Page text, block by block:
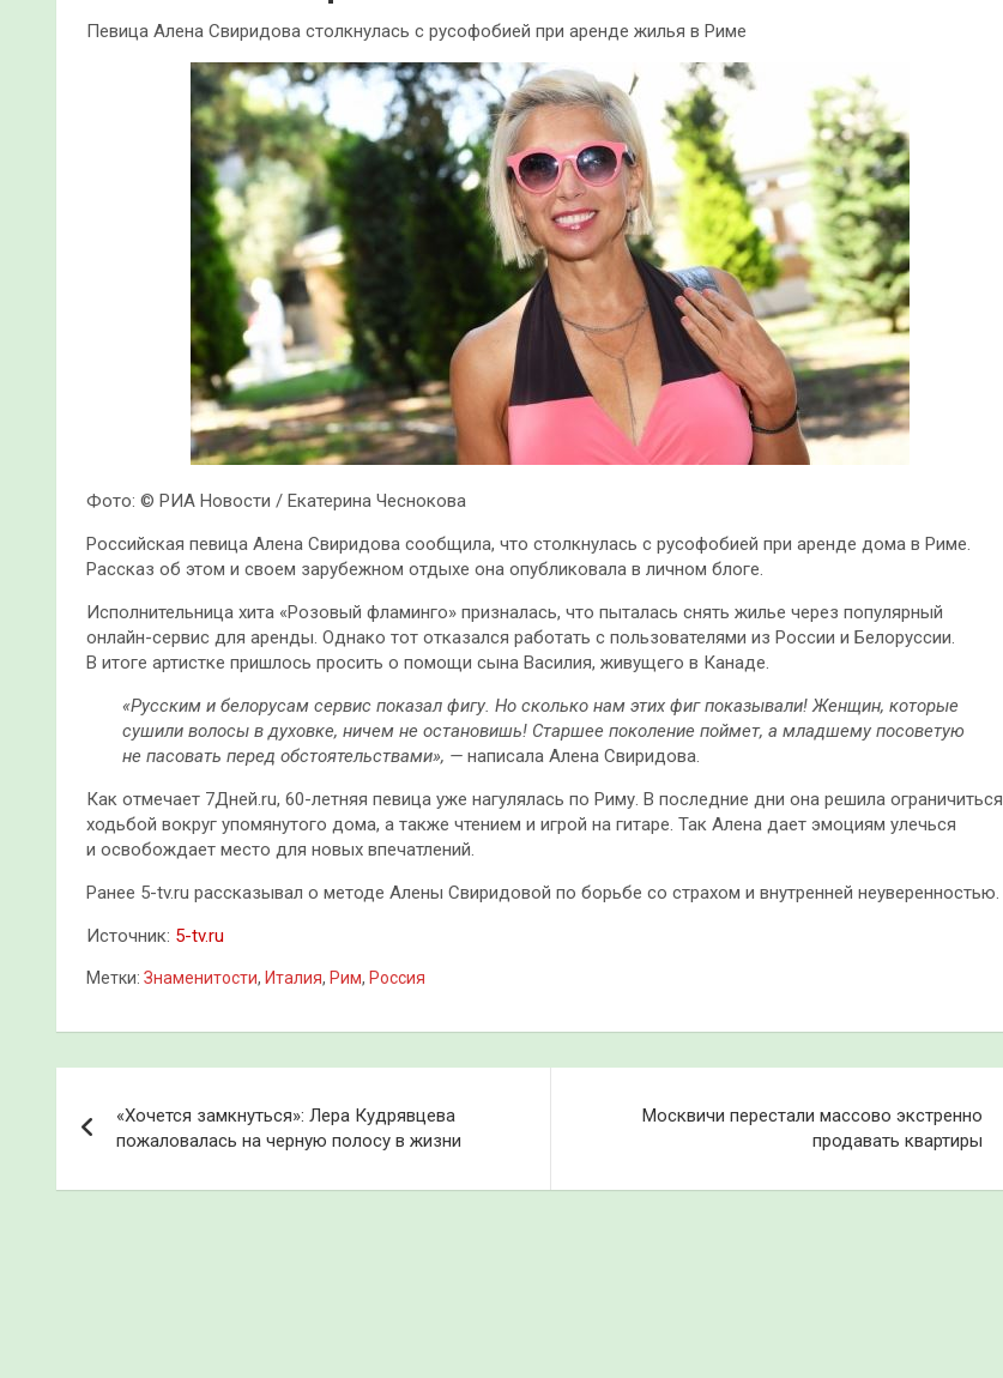
Певица Алена Свиридова столкнулась с русофобией при аренде жилья в Риме
Фото: © РИА Новости / Екатерина Чеснокова
Российская певица Алена Свиридова сообщила, что столкнулась с русофобией при аренде дома в Риме.
Рассказ об этом и своем зарубежном отдыхе она опубликовала в личном блоге.
Исполнительница хита «Розовый фламинго» призналась, что пыталась снять жилье через популярный
онлайн-сервис для аренды. Однако тот отказался работать с пользователями из России и Белоруссии.
В итоге артистке пришлось просить о помощи сына Василия, живущего в Канаде.
«Русским и белорусам сервис показал фигу. Но сколько нам этих фиг показывали! Женщин, которые
сушили волосы в духовке, ничем не остановишь! Старшее поколение поймет, а младшему посоветую
не пасовать перед обстоятельствами», — написала Алена Свиридова.
Как отмечает 7Дней.ru, 60-летняя певица уже нагулялась по Риму. В последние дни она решила ограничиться
ходьбой вокруг упомянутого дома, а также чтением и игрой на гитаре. Так Алена дает эмоциям улечься
и освобождает место для новых впечатлений.
Ранее 5-tv.ru рассказывал о методе Алены Свиридовой по борьбе со страхом и внутренней неуверенностью.
Источник: 5-tv.ru
Метки: Знаменитости, Италия, Рим, Россия
по
записям
«Хочется замкнуться»: Лера Кудрявцева
пожаловалась на черную полосу в жизни
Москвичи перестали массово экстренно
продавать квартиры